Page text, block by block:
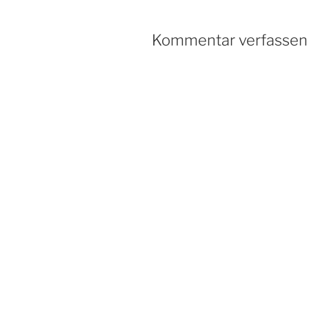
Kommentar verfassen